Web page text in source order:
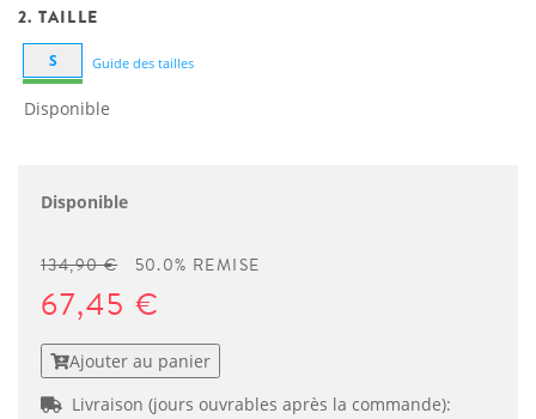
2. TAILLE
S Guide des tailles
Disponible
Disponible
134,90 € 50.0% REMISE
67,45 €
Ajouter au panier
Livraison (jours ouvrables après la commande):